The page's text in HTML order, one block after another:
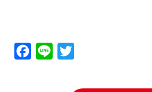
Facebook
Line